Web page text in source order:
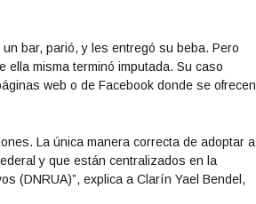
bar, parió, y les entregó su beba. Pero
misma terminó imputada. Su caso
web o de Facebook donde se ofrecen
La única manera correcta de adoptar a
y que están centralizados en la
(DNRUA)”, explica a Clarín Yael Bendel,